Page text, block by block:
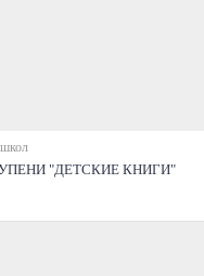
"ДЕТСКИЕ КНИГИ"